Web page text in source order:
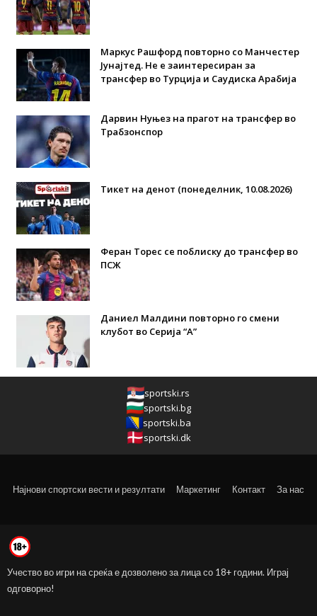
Маркус Рашфорд повторно со Манчестер
Јунајтед. Не е заинтересиран за
трансфер во Турција и Саудиска Арабија
Дарвин Нуњез на прагот на трансфер во
Трабзонспор
Тикет на денот (понеделник, 10.08.2026)
Феран Торес се поблиску до трансфер во
ПСЖ
Даниел Малдини повторно го смени
клубот во Серија “А”
sportski.rs
sportski.bg
sportski.ba
sportski.dk
Најнови спортски вести и резултати Маркетинг Контакт За нас
Учество во игри на среќа е дозволено за лица со 18+ години. Играј
одговорно!